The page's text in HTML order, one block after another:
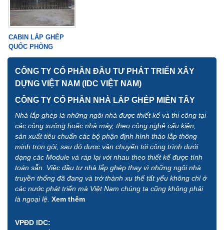
CABIN LẮP GHÉP
QUỐC PHÒNG
CÔNG TY CỔ PHẦN ĐẦU TƯ PHÁT TRIỂN XÂY
DỰNG VIỆT NAM (IDC VIỆT NAM)
CÔNG TY CỔ PHẦN NHÀ LẮP GHÉP MIỀN TÂY
Nhà lắp ghép là những ngôi nhà được thiết kế và thi công tại
các công xưởng hoặc nhà máy, theo công nghệ cấu kiện,
sản xuất tiêu chuẩn các bộ phận định hình tháo lắp thông
minh trọn gói, sau đó được vận chuyển tới công trình dưới
dạng các Module và ráp lại với nhau theo thiết kế được tính
toán sẵn. Việc đầu tư nhà lắp ghép thay vì những ngôi nhà
truyền thống đã đang và trở thành xu thế tất yếu không chỉ ở
các nước phát triển mà Việt Nam chúng ta cũng không phải
là ngoại lệ. Xem thêm
VPĐD IDC: